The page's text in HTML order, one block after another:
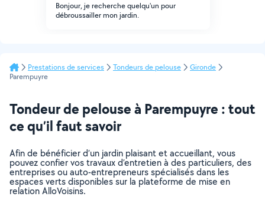
Bonjour, je recherche quelqu'un pour
débroussailler mon jardin.
Prestations de services Tondeurs de pelouse
Gironde
Parempuyre
Tondeur de pelouse à Parempuyre : tout
ce qu’il faut savoir
Afin de bénéficier d’un jardin plaisant et accueillant, vous
pouvez confier vos travaux d’entretien à des particuliers, des
entreprises ou auto-entrepreneurs spécialisés dans les
espaces verts disponibles sur la plateforme de mise en
relation AlloVoisins.